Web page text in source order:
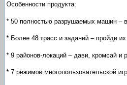
Особенности продукта:
* 50 полностью разрушаемых машин –
* Более 48 трасс и заданий – пройди
* 9 районов-локаций – дави, кромсай и
* 7 режимов многопользовательской